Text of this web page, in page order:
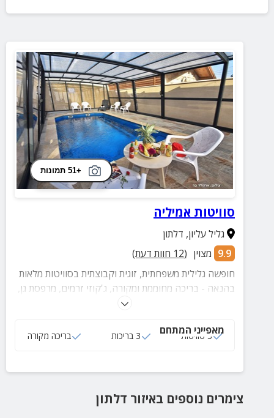
+51 תמונות
סוויטות אמיליה
גליל עליון, דלתון
9.9 מצוין (
12 חוות דעת)
חופשה גלילית משפחתית, זוגית וקבוצתית בסוויטות מלאות
בהנאה - בריכה מחוממת ומקורה, ג'קוזי זרמים, מרפסת גן,
פינת ברביקיו, פינג פונג ושלל פינוקים נוספים.
מאפייני המתחם
3 סוויטות 3 בריכות בריכה מקורה
צימרים נוספים באיזור דלתון